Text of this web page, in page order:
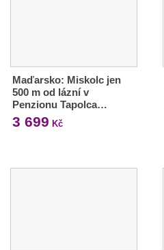
Maďarsko: Miskolc jen
500 m od lázní v
Penzionu Tapolca…
3 699 Kč